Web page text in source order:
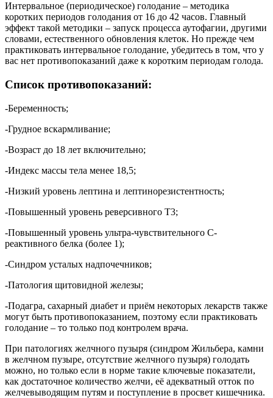
Интервальное (периодическое) голодание – методика
коротких периодов голодания от 16 до 42 часов. Главный
эффект такой методики – запуск процесса аутофагии, другими
словами, естественного обновления клеток. Но прежде чем
практиковать интервальное голодание, убедитесь в том, что у
вас нет противопоказаний даже к коротким периодам голода.
Список противопоказаний:
-Беременность;
-Грудное вскармливание;
-Возраст до 18 лет включительно;
-Индекс массы тела менее 18,5;
-Низкий уровень лептина и лептинорезистентность;
-Повышенный уровень реверсивного Т3;
-Повышенный уровень ультра-чувствительного С-
реактивного белка (более 1);
-Синдром усталых надпочечников;
-Патология щитовидной железы;
-Подагра, сахарный диабет и приём некоторых лекарств также
могут быть противопоказанием, поэтому если практиковать
голодание – то только под контролем врача.
При патологиях желчного пузыря (синдром Жильбера, камни
в желчном пузыре, отсутствие желчного пузыря) голодать
можно, но только если в норме такие ключевые показатели,
как достаточное количество желчи, её адекватный отток по
желчевыводящим путям и поступление в просвет кишечника.